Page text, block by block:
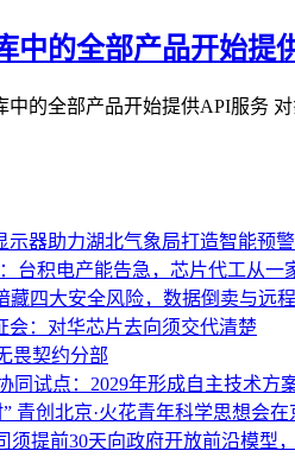
中的全部产品开始提
中的全部产品开始提供API服务
示器助力湖北气象局打造智能预
台积电产能告急，芯片代工从一
藏四大安全风险，数据倒卖与远
：对华芯片去向须交代清楚
畏契约分部
同试点：2029年形成自主技术方
青创北京·火花青年科学思想会在
提前30天向政府开放前沿模型